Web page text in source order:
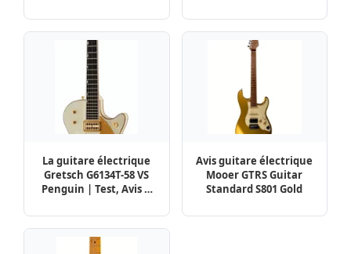
détaillée
La guitare électrique
Gretsch G6134T-58 VS
Penguin | Test, Avis &
Avis guitare électrique
Mooer GTRS Guitar
Standard S801 Gold